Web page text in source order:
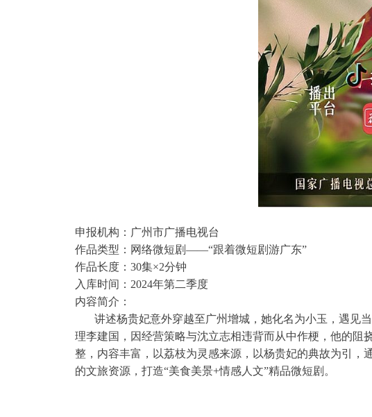
申报机构：广州市广播电视台
作品类型：网络微短剧——“跟着微短剧游广东”
作品长度：30集×2分钟
入库时间：2024年第二季度
内容简介：
讲述杨贵妃意外穿越至广州增城，她化名为小玉，遇见
理李建国，因经营策略与沈立志相违背而从中作梗，他的阻
整，内容丰富，以荔枝为灵感来源，以杨贵妃的典故为引
的文旅资源，打造“美食美景+情感人文”精品微短剧。